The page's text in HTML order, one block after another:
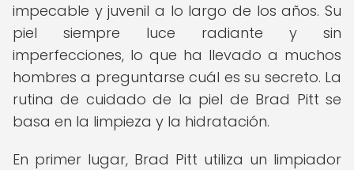
impecable y juvenil a lo largo de los años. Su
piel siempre luce radiante y sin
imperfecciones, lo que ha llevado a muchos
hombres a preguntarse cuál es su secreto. La
rutina de cuidado de la piel de Brad Pitt se
basa en la limpieza y la hidratación.
En primer lugar, Brad Pitt utiliza un limpiador